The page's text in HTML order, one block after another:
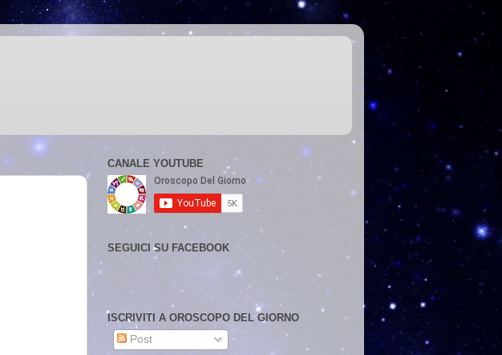
CANALE YOUTUBE
SEGUICI SU FACEBOOK
ISCRIVITI A OROSCOPO DEL GIORNO
Post